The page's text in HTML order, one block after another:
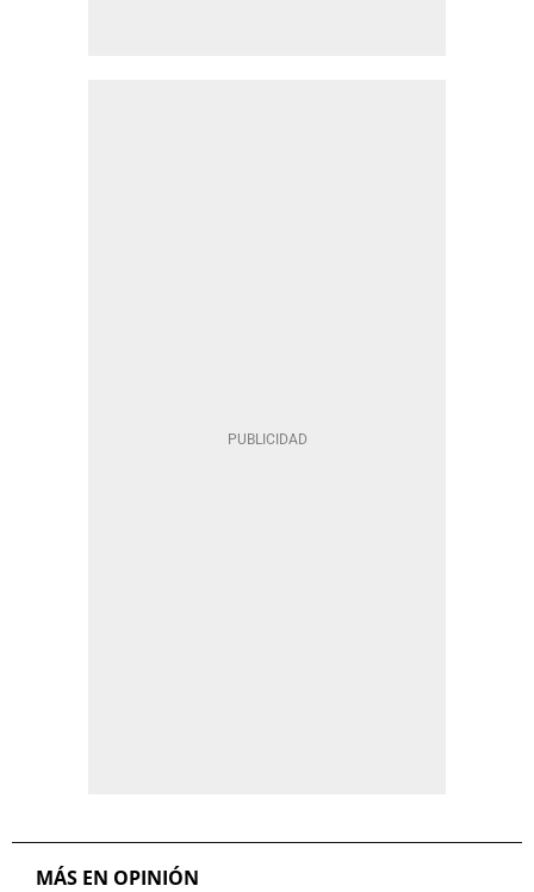
MÁS EN OPINIÓN